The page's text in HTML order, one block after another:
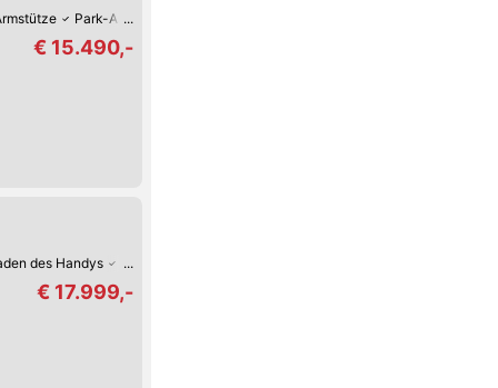
Park-Assistent hinten
€ 15.490,-
des Handys Android Auto
€ 17.999,-